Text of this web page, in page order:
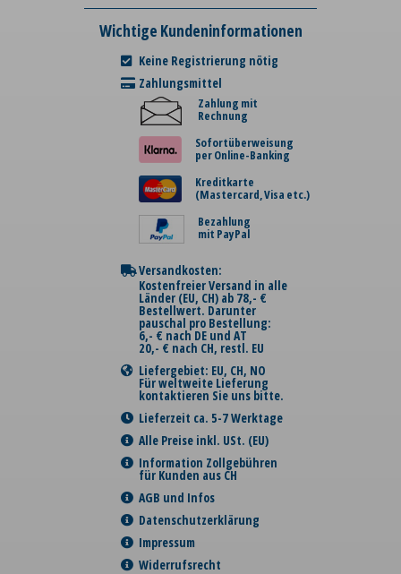
Wichtige Kundeninformationen
Keine Registrierung nötig
Zahlungsmittel
Zahlung mit
Rechnung
Sofortüberweisung
per Online-Banking
Kreditkarte
(Mastercard, Visa etc.)
Bezahlung
mit PayPal
Versandkosten:
Kostenfreier Versand in alle
Länder (EU, CH) ab 78,- €
Bestellwert. Darunter
pauschal pro Bestellung:
6,- € nach DE und AT
20,- € nach CH, restl. EU
Liefergebiet: EU, CH, NO
Für weltweite Lieferung
kontaktieren Sie uns bitte.
Lieferzeit ca. 5-7 Werktage
Alle Preise inkl. USt. (EU)
Information Zollgebühren
für Kunden aus CH
AGB und Infos
Datenschutzerklärung
Impressum
Widerrufsrecht